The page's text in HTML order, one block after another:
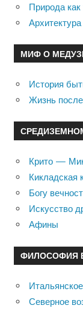
Природа как
МИФ О
История
Жизнь
Крито —
Кикладская
Богу
Искусство
Афины
ФИЛОСОФИЯ
Северное